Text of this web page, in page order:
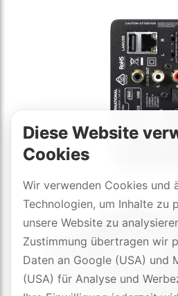
Diese Website
Cookies
Wir verwenden Cookies und
Technologien, um Inhalte zu
unsere Website zu
Zustimmung übertragen wir
Daten an Google (USA) und
(USA) für Analyse und